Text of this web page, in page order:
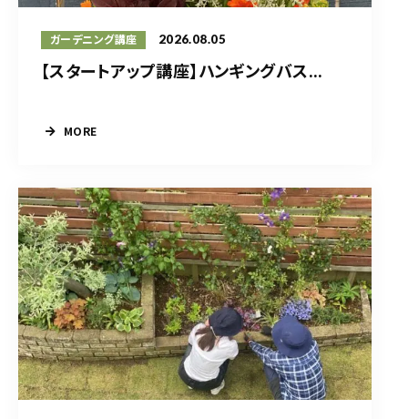
ガーデニング講座 2026.08.05
【スタートアップ講座】ハンギングバス...
MORE